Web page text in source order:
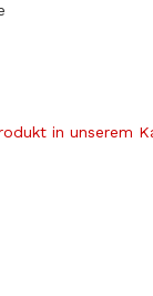
in unserem